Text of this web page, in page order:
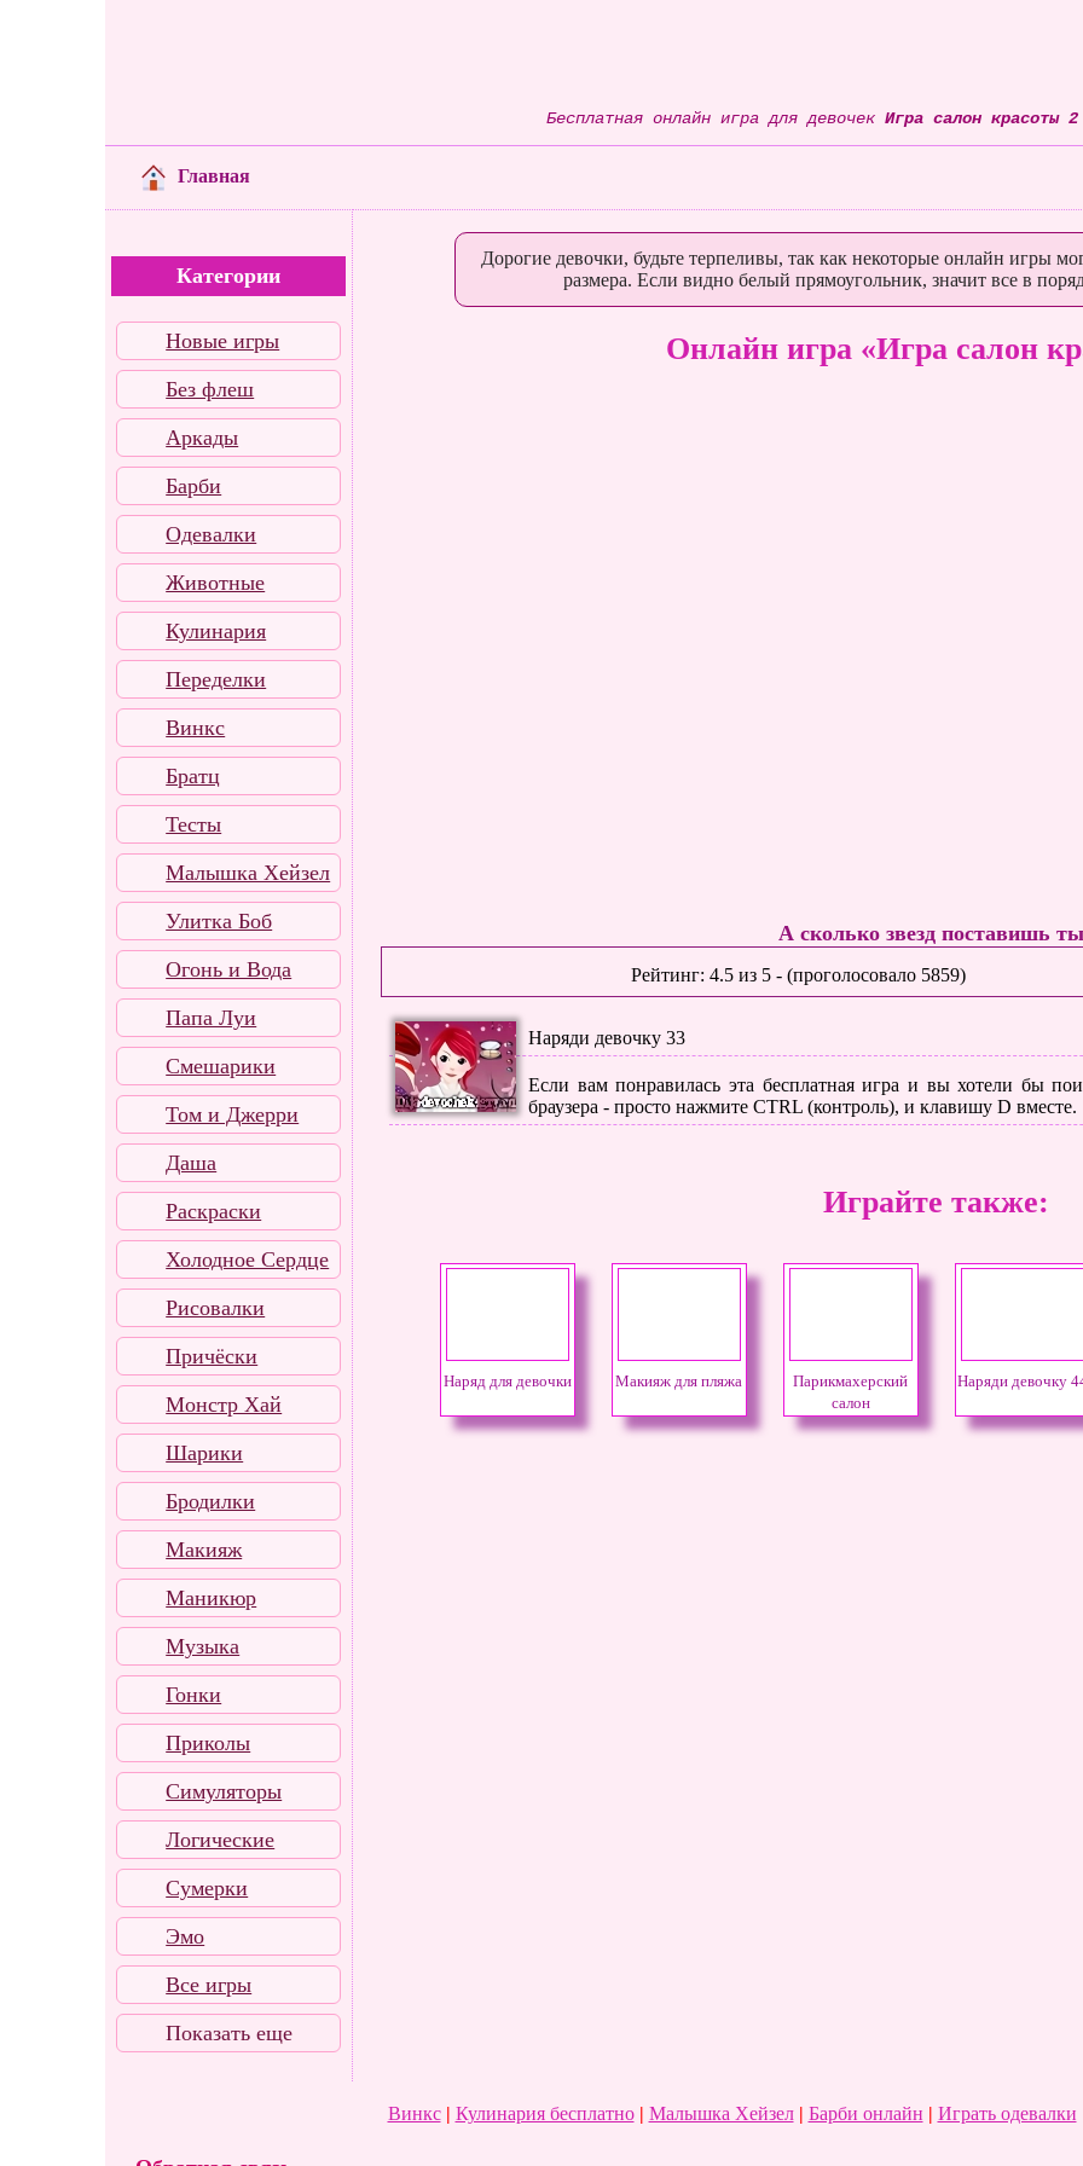
Бесплатная онлайн игра для девочек Игра салон красоты 2
Главная
Категории
Новые игры
Без флеш
Аркады
Барби
Одевалки
Животные
Кулинария
Переделки
Винкс
Братц
Тесты
Малышка Хейзел
Улитка Боб
Огонь и Вода
Папа Луи
Смешарики
Том и Джерри
Даша
Раскраски
Холодное Сердце
Рисовалки
Причёски
Монстр Хай
Шарики
Бродилки
Макияж
Маникюр
Музыка
Гонки
Приколы
Симуляторы
Логические
Сумерки
Эмо
Все игры
Показать еще
Дорогие девочки, будьте терпеливы, так как некоторые онлайн игры
размера. Если видно белый прямоугольник, значит все в
Онлайн игра «Игра салон
А сколько звезд поставишь
Рейтинг:4.5 из 5 - (проголосовало 5859)
Наряди девочку 33
Если вам понравилась эта бесплатная игра и вы хотели бы
браузера - просто нажмите CTRL (контроль), и клавишу D вместе.
Играйте также:
Наряд для девочки Макияж для пляжа
Парикмахерский
салон
Наряди девочку
Винкс| Кулинария бесплатно| Малышка Хейзел| Барби онлайн | Играть одевалки